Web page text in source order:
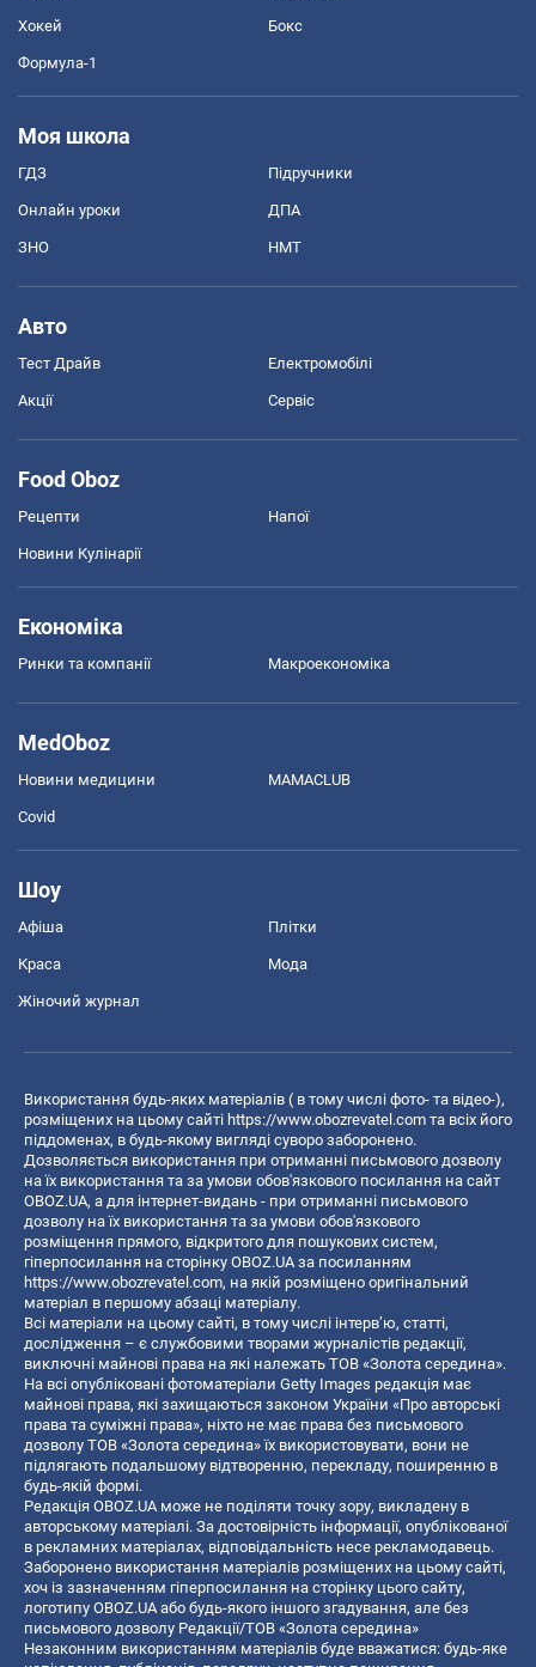
Хокей Бокс
Формула-1
Моя школа
ГДЗ Підручники
Онлайн уроки ДПА
ЗНО НМТ
Авто
Тест Драйв Електромобілі
Акції Сервіс
Food Oboz
Рецепти Напої
Новини Кулінарії
Економіка
Ринки та компанії Макроекономіка
MedOboz
Новини медицини MAMACLUB
Covid
Шоу
Афіша Плітки
Краса Мода
Жіночий журнал
Використання будь-яких матеріалів ( в тому числі фото- та відео-),
розміщених на цьому сайті https://www.obozrevatel.com та всіх його
піддоменах, в будь-якому вигляді суворо заборонено.
Дозволяється використання при отриманні письмового дозволу
на їх використання та за умови обов'язкового посилання на сайт
OBOZ.UA, а для інтернет-видань - при отриманні письмового
дозволу на їх використання та за умови обов'язкового
розміщення прямого, відкритого для пошукових систем,
гіперпосилання на сторінку OBOZ.UA за посиланням
https://www.obozrevatel.com, на якій розміщено оригінальний
матеріал в першому абзаці матеріалу.
Всі матеріали на цьому сайті, в тому числі інтерв’ю, статті,
дослідження – є службовими творами журналістів редакції,
виключні майнові права на які належать ТОВ «Золота середина».
На всі опубліковані фотоматеріали Getty Images редакція має
майнові права, які захищаються законом України «Про авторські
права та суміжні права», ніхто не має права без письмового
дозволу ТОВ «Золота середина» їх використовувати, вони не
підлягають подальшому відтворенню, перекладу, поширенню в
будь-якій формі.
Редакція OBOZ.UA може не поділяти точку зору, викладену в
авторському матеріалі. За достовірність інформації, опублікованої
в рекламних матеріалах, відповідальність несе рекламодавець.
Заборонено використання матеріалів розміщених на цьому сайті,
хоч із зазначенням гіперпосилання на сторінку цього сайту,
логотипу OBOZ.UA або будь-якого іншого згадування, але без
письмового дозволу Редакції/ТОВ «Золота середина»
Незаконним використанням матеріалів буде вважатися: будь-яке